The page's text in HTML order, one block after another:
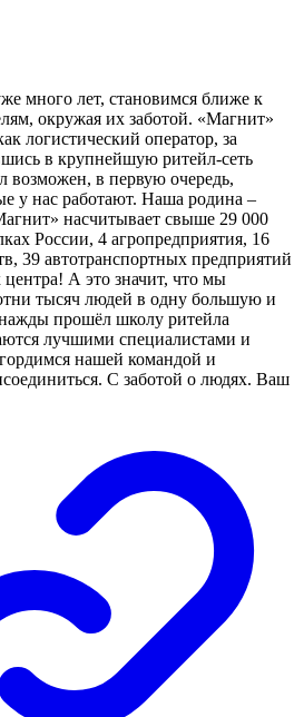
много лет, становимся ближе к
окружая их заботой. «Магнит»
логистический оператор, за
в крупнейшую ритейл-сеть
возможен, в первую очередь,
у нас работают. Наша родина –
насчитывает свыше 29 000
России, 4 агропредприятия, 16
39 автотранспортных предприятий
А это значит, что мы
тысяч людей в одну большую и
прошёл школу ритейла
лучшими специалистами и
нашей командой и
С заботой о людях. Ваш